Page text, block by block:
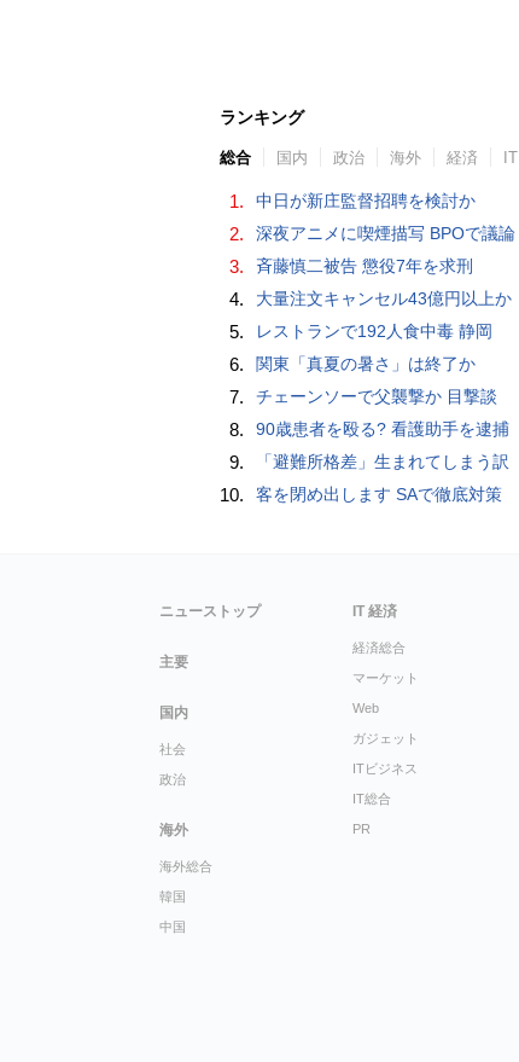
ランキング
総合 国内 政治 海外 経済 IT
1. 中日が新庄監督招聘を検討か
2. 深夜アニメに喫煙描写 BPOで議論
3. 斉藤慎二被告 懲役7年を求刑
4. 大量注文キャンセル43億円以上か
5. レストランで192人食中毒 静岡
6. 関東「真夏の暑さ」は終了か
7. チェーンソーで父襲撃か 目撃談
8. 90歳患者を殴る? 看護助手を逮捕
9. 「避難所格差」生まれてしまう訳
10. 客を閉め出します SAで徹底対策
ニューストップ
主要
国内
社会
政治
海外
海外総合
韓国
中国
IT 経済
経済総合
マーケット
Web
ガジェット
ITビジネス
IT総合
PR